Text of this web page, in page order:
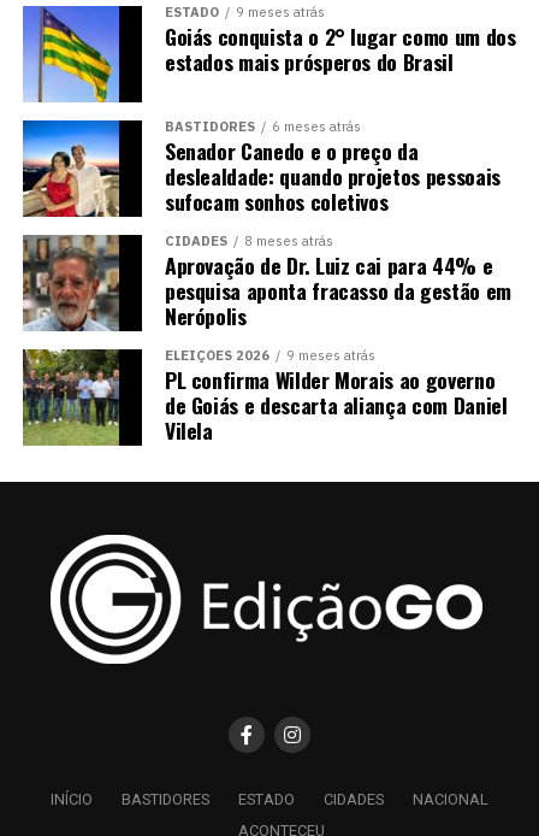
ESTADO 9 meses atrás
Goiás conquista o 2° lugar como um dos
estados mais prósperos do Brasil
BASTIDORES 6 meses atrás
Senador Canedo e o preço da
deslealdade: quando projetos pessoais
sufocam sonhos coletivos
CIDADES 8 meses atrás
Aprovação de Dr. Luiz cai para 44% e
pesquisa aponta fracasso da gestão em
Nerópolis
ELEIÇÕES 2026 9 meses atrás
PL confirma Wilder Morais ao governo
de Goiás e descarta aliança com Daniel
Vilela
INÍCIO BASTIDORES ESTADO CIDADES
NACIONAL
ACONTECEU